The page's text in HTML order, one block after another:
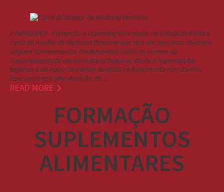
A I9PROJECT - Formação e eLearning desenvolve na cidade do Porto o
curso de Auxiliar de Medicina Dentária que tem por principais objetivos
adquirir conhecimentos fundamentais sobre as normas de
funcionamento de um consultório dentário, desde a higienização,
logística e ao apoio do médico dentista no tratamento aos utentes.
Este curso tem uma duração de…
READ MORE
FORMAÇÃO
SUPLEMENTOS
ALIMENTARES